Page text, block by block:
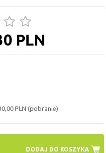
PLN
PLN (pobranie)
DODAJ DO KOSZYKA